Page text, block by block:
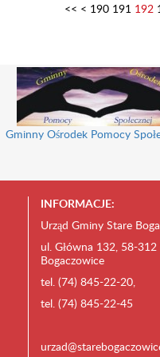
<< < 190 191 192
Gminny Ośrodek Pomocy
INFORMACJE:
Urząd Gminy Stare
ul. Główna 132, 58-312
Bogaczowice
tel. (74) 845-22-20,
tel. (74) 845-22-45